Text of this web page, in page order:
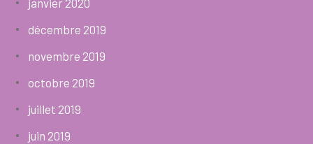
janvier 2020
décembre 2019
novembre 2019
octobre 2019
juillet 2019
juin 2019